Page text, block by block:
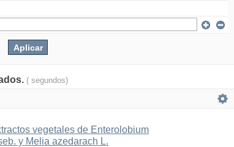
( segundos)
vegetales de Enterolobium
y Melia azedarach L.